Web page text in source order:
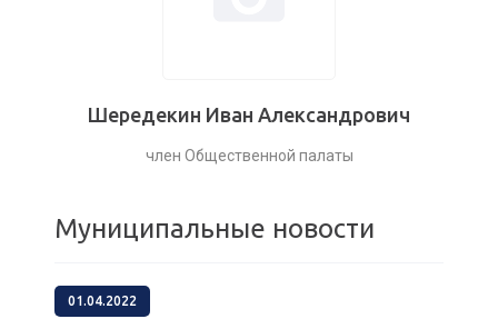
Шередекин Иван Александрович
член Общественной палаты
Муниципальные новости
01.04.2022